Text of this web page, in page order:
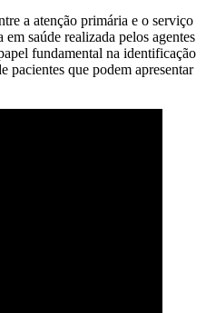
a atenção primária e o serviço
saúde realizada pelos agentes
fundamental na identificação
pacientes que podem apresentar